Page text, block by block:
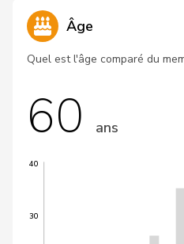
Âge
Quel est l'âge comparé du
60 ans
30
40